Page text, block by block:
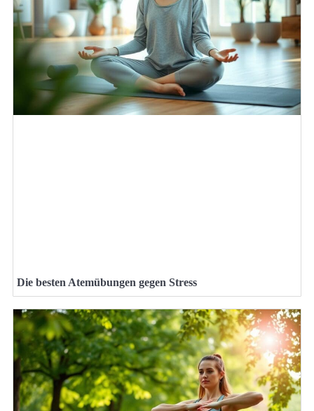
Die besten Atemübungen gegen Stress